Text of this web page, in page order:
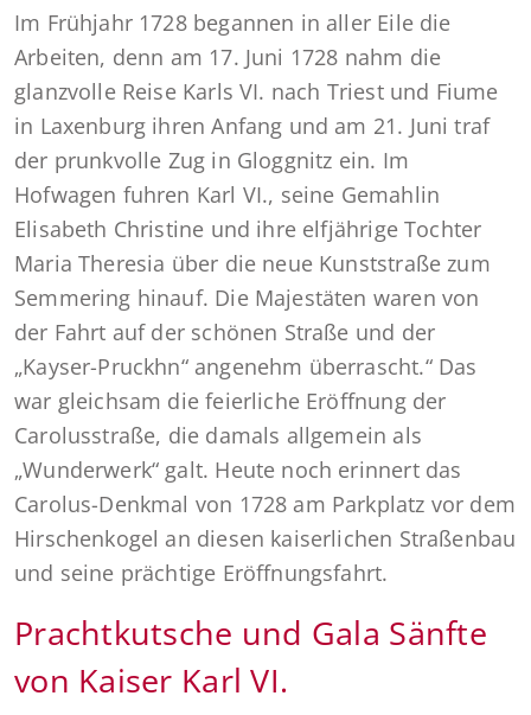
Im Frühjahr 1728 begannen in aller Eile die
Arbeiten, denn am 17. Juni 1728 nahm die
glanzvolle Reise Karls VI. nach Triest und Fiume
in Laxenburg ihren Anfang und am 21. Juni traf
der prunkvolle Zug in Gloggnitz ein. Im
Hofwagen fuhren Karl VI., seine Gemahlin
Elisabeth Christine und ihre elfjährige Tochter
Maria Theresia über die neue Kunststraße zum
Semmering hinauf. Die Majestäten waren von
der Fahrt auf der schönen Straße und der
„Kayser-Pruckhn“ angenehm überrascht.“ Das
war gleichsam die feierliche Eröffnung der
Carolusstraße, die damals allgemein als
„Wunderwerk“ galt. Heute noch erinnert das
Carolus-Denkmal von 1728 am Parkplatz vor dem
Hirschenkogel an diesen kaiserlichen Straßenbau
und seine prächtige Eröffnungsfahrt.
Prachtkutsche und Gala Sänfte
von Kaiser Karl VI.